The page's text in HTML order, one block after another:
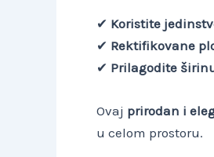
✔ Koristite
✔ Rektifikovane
✔ Prilagodite
Ovaj prirodan i
u celom prostoru.